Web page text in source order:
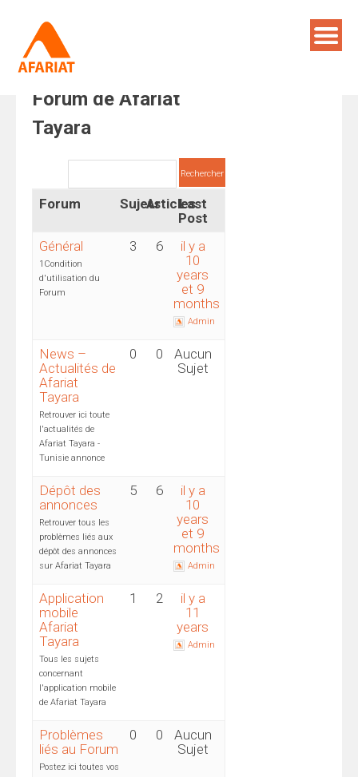
content
Bienvenue sur le
Forum de Afariat
Tayara
Forum SujetsArticles
Last
Post
Général
1Condition
d'utilisation du
Forum
3 6
il y a
10
years
et 9
months
Admin
News –
Actualités de
Afariat
Tayara
Retrouver ici toute
l'actualités de
Afariat Tayara -
Tunisie annonce
0 0
Aucun
Sujet
Dépôt des
annonces
Retrouver tous les
problèmes liés aux
dépôt des annonces
sur Afariat Tayara
5 6
il y a
10
years
et 9
months
Admin
Application
mobile
Afariat
Tayara
Tous les sujets
concernant
l'application mobile
de Afariat Tayara
1 2
il y a
11
years
Admin
Problèmes
liés au Forum
Postez ici toutes vos
0 0
Aucun
Sujet